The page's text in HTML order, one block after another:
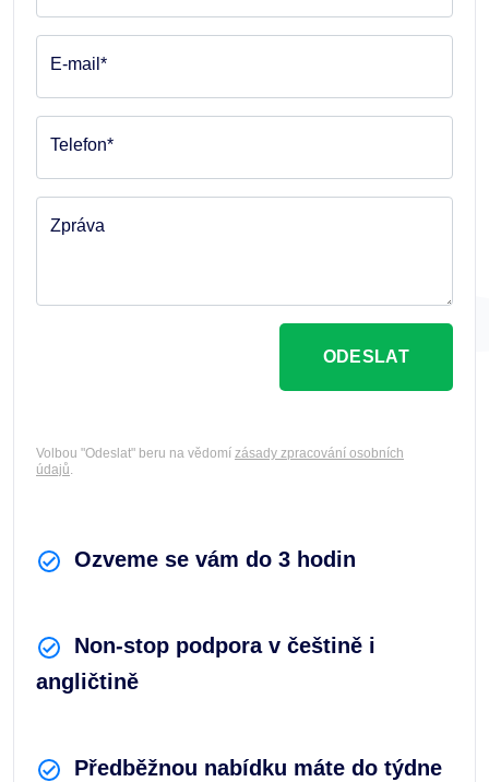
Ozveme se vám do 3 hodin
Non-stop podpora v češtině i
angličtině
Předběžnou nabídku máte do týdne
E-mail*
Telefon*
Zpráva
ODESLAT
Volbou "Odeslat" beru na vědomí zásady zpracování osobních
údajů.